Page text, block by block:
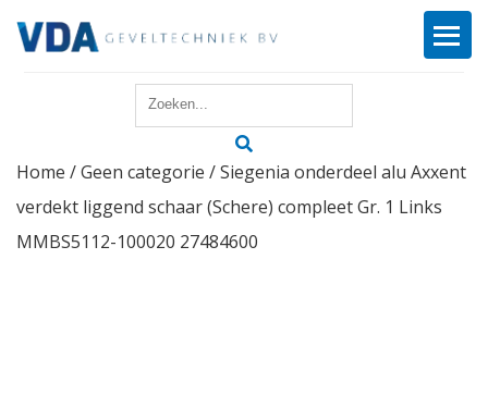
Reparatie
Onderhoud
Home /Geen categorie / Siegenia onderdeel alu Axxent
verdekt liggend schaar (Schere) compleet Gr. 1 Links
MMBS5112-100020 27484600